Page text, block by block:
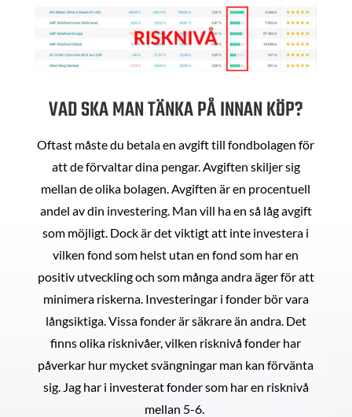
VAD SKA MAN TÄNKA PÅ INNAN KÖP?
Oftast måste du betala en avgift till fondbolagen för
att de förvaltar dina pengar. Avgiften skiljer sig
mellan de olika bolagen. Avgiften är en procentuell
andel av din investering. Man vill ha en så låg avgift
som möjligt. Dock är det viktigt att inte investera i
vilken fond som helst utan en fond som har en
positiv utveckling och som många andra äger för att
minimera riskerna. Investeringar i fonder bör vara
långsiktiga. Vissa fonder är säkrare än andra. Det
finns olika risknivåer, vilken risknivå fonder har
påverkar hur mycket svängningar man kan förvänta
sig. Jag har i investerat fonder som har en risknivå
mellan 5-6.